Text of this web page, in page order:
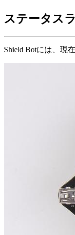
ステータス
Shield Botには、現